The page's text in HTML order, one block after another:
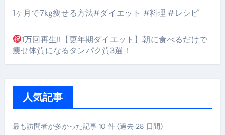
1ヶ月で7kg痩せる方法#ダイエット #料理 #レシピ
1万回再生!!【更年期ダイエット】朝に食べるだけで
痩せ体質になるタンパク質3選！
人気記事
最も訪問者が多かった記事 10 件 (過去 28 日間)